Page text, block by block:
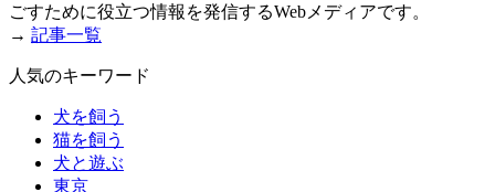
ごすために役立つ情報を発信するWebメディアです。
→ 記事一覧
人気のキーワード
犬を飼う
猫を飼う
犬と遊ぶ
東京